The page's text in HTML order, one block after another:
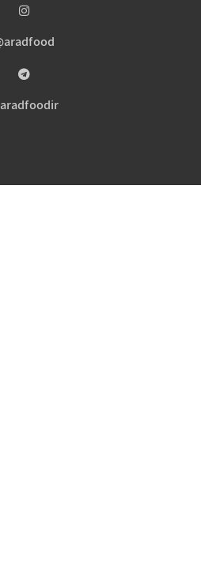
aradfood@
aradfoodir@